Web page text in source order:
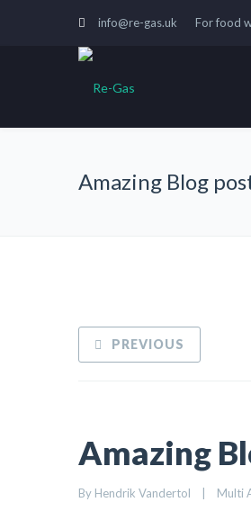
info@re-gas.uk For food
Amazing Blog
PREVIOUS
Amazing
By Hendrik Vandertol Multi